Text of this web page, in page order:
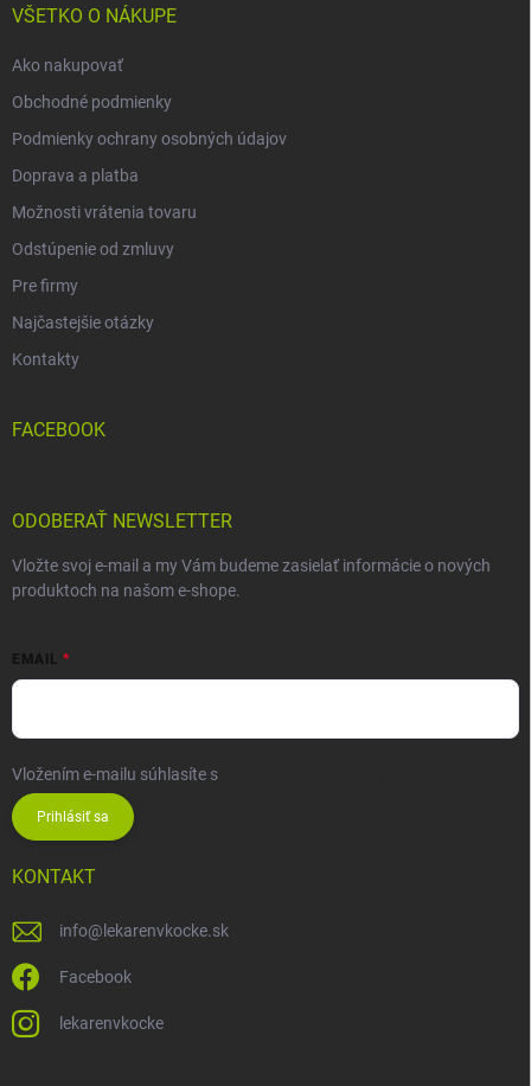
VŠETKO O NÁKUPE
Ako nakupovať
Obchodné podmienky
Podmienky ochrany osobných údajov
Doprava a platba
Možnosti vrátenia tovaru
Odstúpenie od zmluvy
Pre firmy
Najčastejšie otázky
Kontakty
FACEBOOK
ODOBERAŤ NEWSLETTER
Vložte svoj e-mail a my Vám budeme zasielať informácie o nových
produktoch na našom e-shope.
EMAIL
Vložením e-mailu súhlasíte s
Prihlásiť sa
KONTAKT
info@ lekarenvkocke.sk
Facebook
lekarenvkocke